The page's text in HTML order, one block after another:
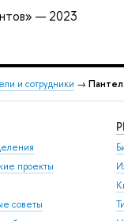
— 2023
и сотрудники →
проекты
советы